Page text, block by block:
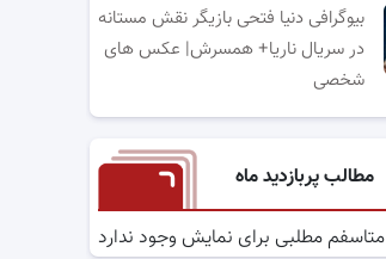
بیوگرافی دنیا فتحی بازیگر نقش مستانه
در سریال ناریا+ همسرش| عکس های
شخصی
مطالب پربازدید ماه
متاسفم مطلبی برای نمایش وجود ندارد